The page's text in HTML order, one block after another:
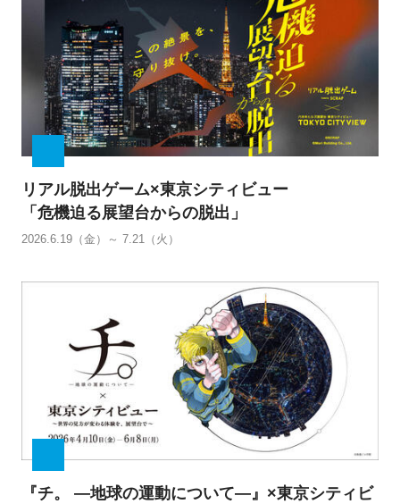
リアル脱出ゲーム×東京シティビュー
「危機迫る展望台からの脱出」
2026.6.19（金）～ 7.21（火）
『チ。 ―地球の運動について―』×東京シティビ